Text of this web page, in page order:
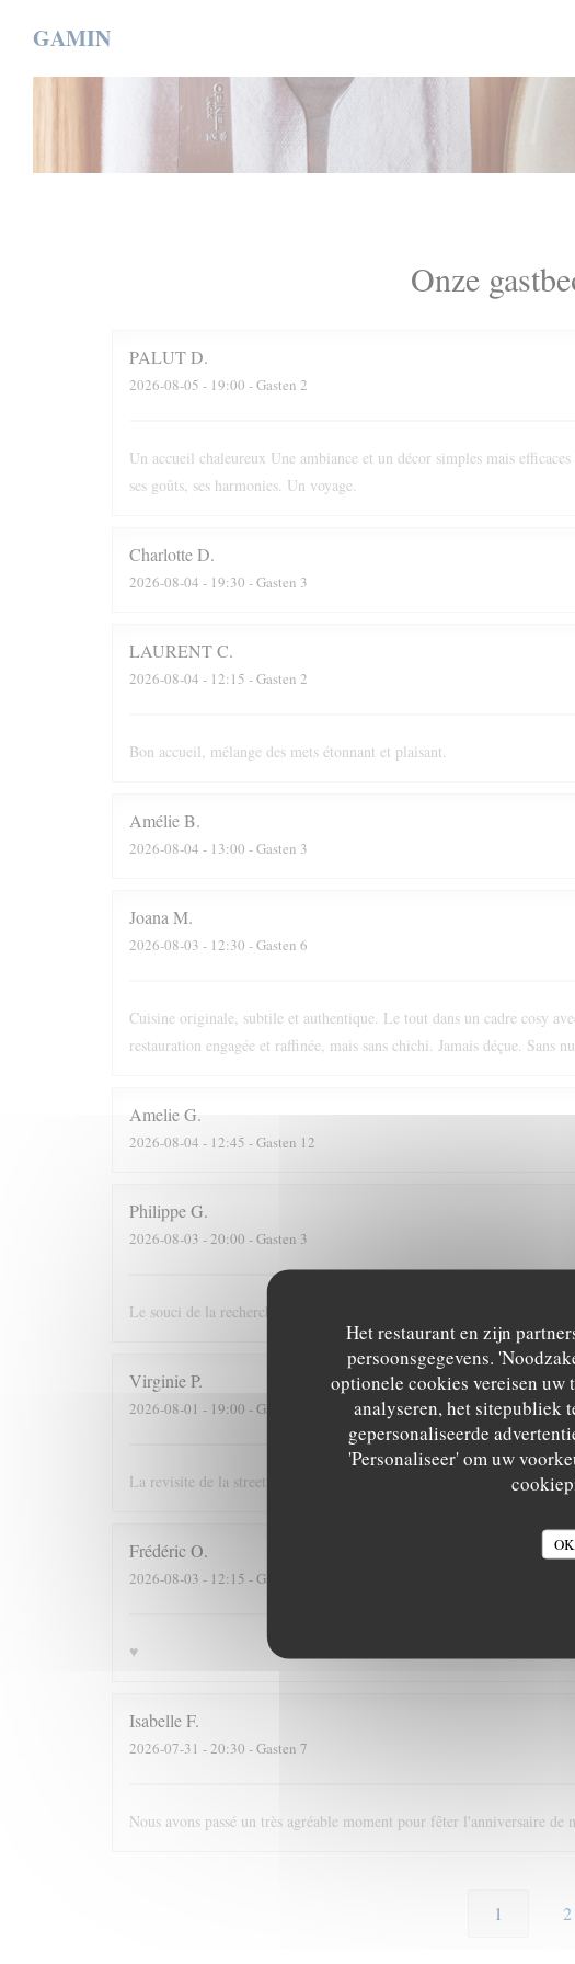
Het restaurant en zijn
persoonsgegevens.
optionele cookies vereisen uw
analyseren, het sitepubliek
gepersonaliseerde
'Personaliseer' om uw
GAMIN
Onze
PALUTD
2026-08-05 - 19:00 - Gasten 2
Un accueil chaleureux Une ambiance et un décor simples mais
ses goûts, ses harmonies. Un voyage.
CharlotteD
2026-08-04 - 19:30 - Gasten 3
LAURENTC
2026-08-04 - 12:15 - Gasten 2
Bon accueil, mélange des mets étonnant et plaisant.
AmélieB
2026-08-04 - 13:00 - Gasten 3
Joana M
2026-08-03 - 12:30 - Gasten 6
Cuisine originale, subtile et authentique. Le tout dans un cadre cosy
restauration engagée et raffinée, mais sans chichi. Jamais déçue. Sans
AmelieG
2026-08-04 - 12:45 - Gasten 12
PhilippeG
2026-08-03 - 20:00 - Gasten 3
Le souci de la recherche et du changement dans le respect du goût et
VirginieP
2026-08-01 - 19:00 - Gasten 2
La revisite de la streetfood est une superbe idée ! La qualité au
Frédéric O
2026-08-03 - 12:15 - Gasten 3
♥️
IsabelleF
2026-07-31 - 20:30 - Gasten 7
Nous avons passé un très agréable moment pour fêter l'anniversaire
1 2